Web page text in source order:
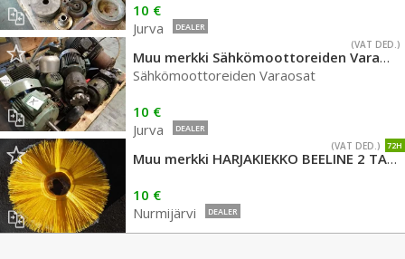
10 €
Jurva
DEALER
(VAT DED.)
Muu merkki Sähkömoottoreiden Varaosat
Sähkömoottoreiden Varaosat
10 €
Jurva
DEALER
72H
(VAT DED.)
Muu merkki HARJAKIEKKO BEELINE 2 TAPPI 6 38540MM GF GORDINI
10 €
Nurmijärvi
DEALER